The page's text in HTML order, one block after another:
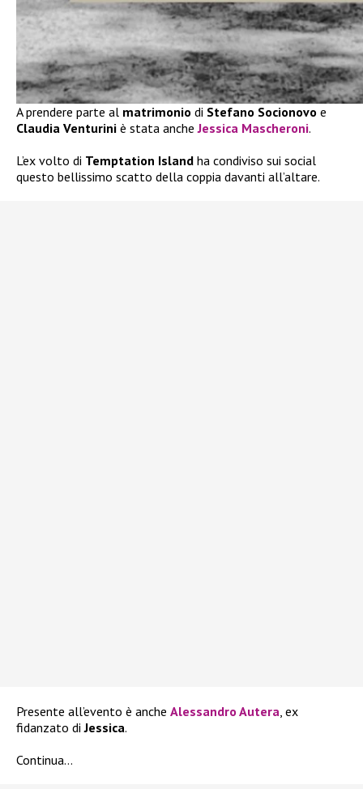
A prendere parte al matrimonio di Stefano Socionovo e
Claudia Venturini è stata ancheJessica Mascheroni.
L’ex volto di Temptation Island ha condiviso sui social
questo bellissimo scatto della coppia davanti all’altare.
Presente all’evento è anche Alessandro Autera, ex
fidanzato diJessica.
Continua…